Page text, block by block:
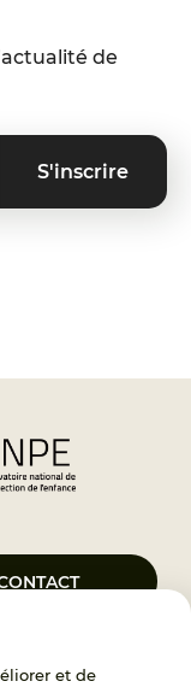
et de
de
Protégée, créé le 5
de service public du